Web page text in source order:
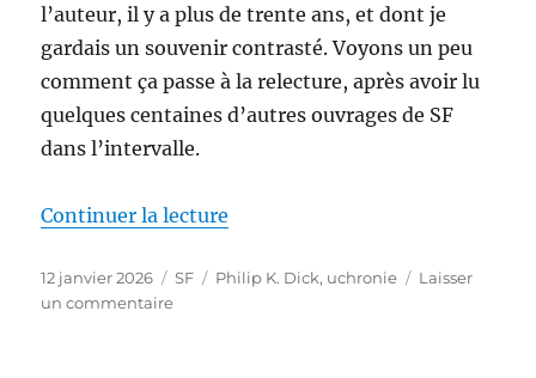
l’auteur, il y a plus de trente ans, et dont je
gardais un souvenir contrasté. Voyons un peu
comment ça passe à la relecture, après avoir lu
quelques centaines d’autres ouvrages de SF
dans l’intervalle.
Continuer la lecture
Publié
le
12 janvier 2026 Catégories
SF Étiquettes
Philip K. Dick, uchronie
Laisser
un commentairesur